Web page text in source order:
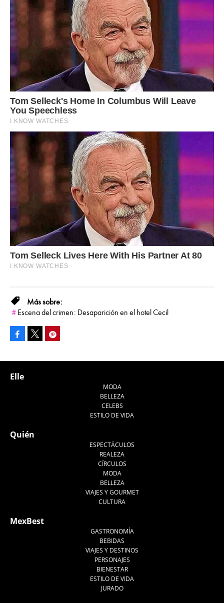
Escena del crimen: Desaparición en el hotel Cecil
Facebook
Elle
MODA
BELLEZA
CELEBS
ESTILO DE VIDA
Quién
ESPECTÁCULOS
REALEZA
CÍRCULOS
MODA
BELLEZA
VIAJES Y GOURMET
CULTURA
MexBest
GASTRONOMÍA
BEBIDAS
VIAJES Y DESTINOS
PERSONAJES
BIENESTAR
ESTILO DE VIDA
JURADO